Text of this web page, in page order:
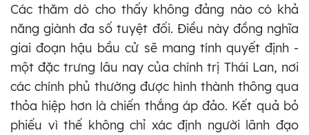
Các thăm dò cho thấy không đảng nào có khả
năng giành đa số tuyệt đối. Điều này đồng nghĩa
giai đoạn hậu bầu cử sẽ mang tính quyết định -
một đặc trưng lâu nay của chính trị Thái Lan, nơi
các chính phủ thường được hình thành thông qua
thỏa hiệp hơn là chiến thắng áp đảo. Kết quả bỏ
phiếu vì thế không chỉ xác định người lãnh đạo